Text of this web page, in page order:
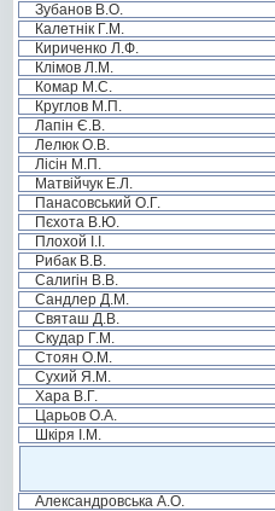
Зубанов В.О.
Калетнік Г.М.
Кириченко Л.Ф.
Клімов Л.М.
Комар М.С.
Круглов М.П.
Лапін Є.В.
Лелюк О.В.
Лісін М.П.
Матвійчук Е.Л.
Панасовський О.Г.
Пєхота В.Ю.
Плохой І.І.
Рибак В.В.
Салигін В.В.
Сандлер Д.М.
Святаш Д.В.
Скудар Г.М.
Стоян О.М.
Сухий Я.М.
Хара В.Г.
Царьов О.А.
Шкіря І.М.
Александровська А.О.